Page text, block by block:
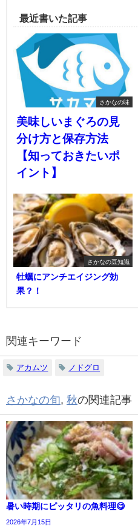
最近書いた記事
さかなの味
美味しいまぐろの見
分け方と保存方法
【知っておきたいポ
イント】
さかなの豆知識
牡蠣にアンチエイジング効
果？！
関連キーワード
アカムツ ノドグロ
さかなの旬, 秋の関連記事
暑い時期にピッタリの魚料理😋
2026年7月15日